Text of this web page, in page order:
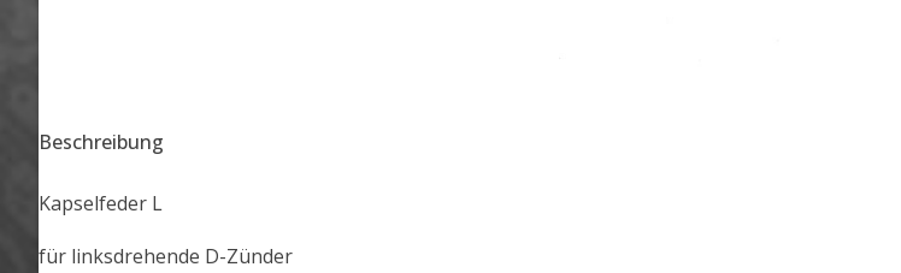
Beschreibung
Kapselfeder L
für linksdrehende D-Zünder